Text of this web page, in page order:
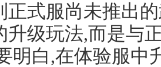
正式服尚未推出
升级玩法,而是与
明白,在体验服中